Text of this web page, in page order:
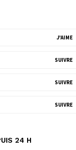
J'AIME
SUIVRE
SUIVRE
SUIVRE
24 H